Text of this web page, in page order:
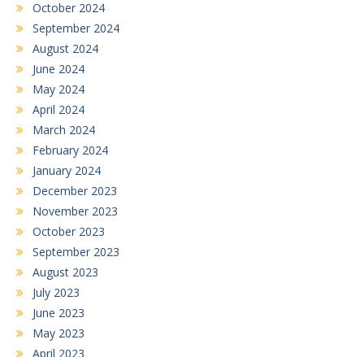
October 2024
September 2024
August 2024
June 2024
May 2024
April 2024
March 2024
February 2024
January 2024
December 2023
November 2023
October 2023
September 2023
August 2023
July 2023
June 2023
May 2023
April 2023